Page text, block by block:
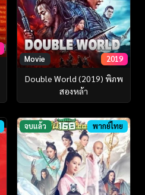
Movie 2019
Double World (2019) พิภพ
สองหล้า
จบแล้ว พากย์ไทย